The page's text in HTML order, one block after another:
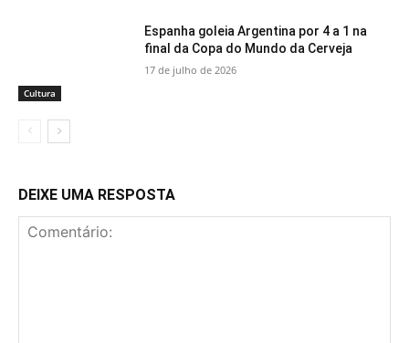
Cultura
Espanha goleia Argentina por 4 a 1 na
final da Copa do Mundo da Cerveja
17 de julho de 2026
DEIXE UMA RESPOSTA